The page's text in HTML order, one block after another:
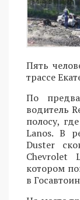
Пять
трассе
По
водитель
полосу,
Lanos. В
Duster
Chevrolet
котором
в